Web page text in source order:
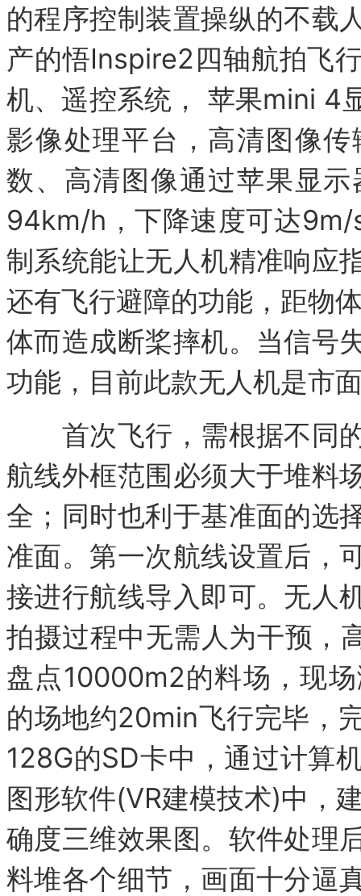
的程序控制装置操纵的不载
产的悟Inspire2四轴航拍飞
机、遥控系统， 苹果mini 4
影像处理平台，高清图像
数、高清图像通过苹果显
94km/h，下降速度可达
制系统能让无人机精准响应
还有飞行避障的功能，距物
体而造成断桨摔机。当信号
功能，目前此款无人机是市
首次飞行，需根据不同的
航线外框范围必须大于堆料
全；同时也利于基准面的选
准面。第一次航线设置后，
接进行航线导入即可。无人
拍摄过程中无需人为干预，
盘点10000m2的料场，现
的场地约20min飞行完毕，
128G的SD卡中，通过计算
图形软件(VR建模技术)中，
确度三维效果图。软件处理
料堆各个细节，画面十分逼